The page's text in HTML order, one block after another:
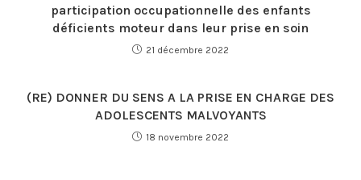
participation occupationnelle des enfants
déficients moteur dans leur prise en soin
21 décembre 2022
(RE) DONNER DU SENS A LA PRISE EN CHARGE DES
ADOLESCENTS MALVOYANTS
18 novembre 2022